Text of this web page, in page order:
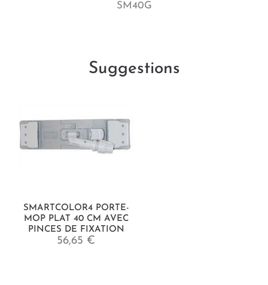
SM40G
Suggestions
SMARTCOLOR4 PORTE-
MOP PLAT 40 CM AVEC
PINCES DE FIXATION
56,65 €